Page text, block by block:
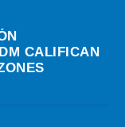
CALIFICAN